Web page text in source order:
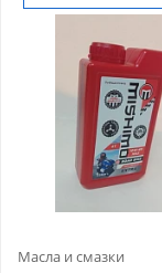
Масла и смазки